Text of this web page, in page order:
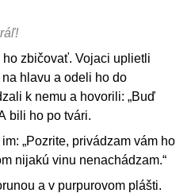
zbičovať. Vojaci uplietli
hlavu a odeli ho do
k nemu a hovorili: „Buď
bili ho po tvári.
„Pozrite, privádzam vám ho
nijakú vinu nenachádzam.“
a v purpurovom plášti.